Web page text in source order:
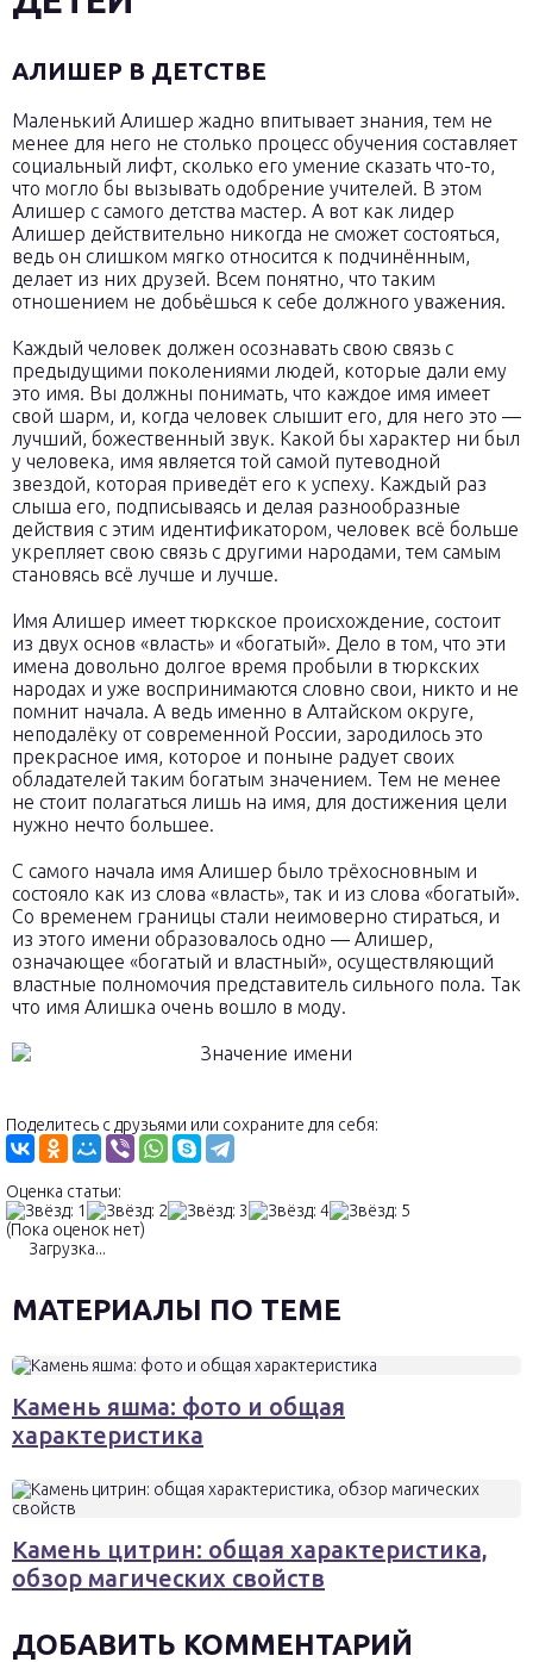
АЛИШЕР В ДЕТСТВЕ
Маленький Алишер жадно впитывает знания, тем не
менее для него не столько процесс обучения составляет
социальный лифт, сколько его умение сказать что-то,
что могло бы вызывать одобрение учителей. В этом
Алишер с самого детства мастер. А вот как лидер
Алишер действительно никогда не сможет состояться,
ведь он слишком мягко относится к подчинённым,
делает из них друзей. Всем понятно, что таким
отношением не добьёшься к себе должного уважения.
Каждый человек должен осознавать свою связь с
предыдущими поколениями людей, которые дали ему
это имя. Вы должны понимать, что каждое имя имеет
свой шарм, и, когда человек слышит его, для него это —
лучший, божественный звук. Какой бы характер ни был
у человека, имя является той самой путеводной
звездой, которая приведёт его к успеху. Каждый раз
слыша его, подписываясь и делая разнообразные
действия с этим идентификатором, человек всё больше
укрепляет свою связь с другими народами, тем самым
становясь всё лучше и лучше.
Имя Алишер имеет тюркское происхождение, состоит
из двух основ «власть» и «богатый». Дело в том, что эти
имена довольно долгое время пробыли в тюркских
народах и уже воспринимаются словно свои, никто и не
помнит начала. А ведь именно в Алтайском округе,
неподалёку от современной России, зародилось это
прекрасное имя, которое и поныне радует своих
обладателей таким богатым значением. Тем не менее
не стоит полагаться лишь на имя, для достижения цели
нужно нечто большее.
С самого начала имя Алишер было трёхосновным и
состояло как из слова «власть», так и из слова «богатый».
Со временем границы стали неимоверно стираться, и
из этого имени образовалось одно — Алишер,
означающее «богатый и властный», осуществляющий
властные полномочия представитель сильного пола. Так
что имя Алишка очень вошло в моду.
Поделитесь с друзьями или сохраните для себя:
Оценка статьи:
(Пока оценок нет)
Загрузка...
МАТЕРИАЛЫ ПО ТЕМЕ
Камень яшма: фото и общая
характеристика
Камень цитрин: общая характеристика,
обзор магических свойств
ДОБАВИТЬ КОММЕНТАРИЙ